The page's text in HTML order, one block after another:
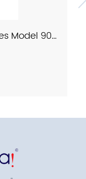
Interhasa Safety Rails Series Model 9023